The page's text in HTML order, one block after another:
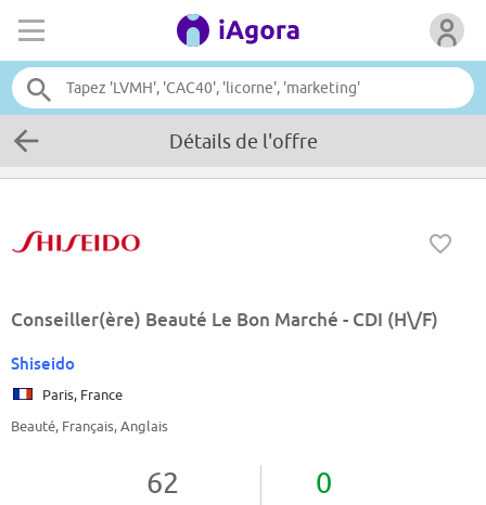
Détails de l'offre
Conseiller(ère) Beauté Le Bon Marché - CDI (H\/F)
Shiseido
Paris, France
Beauté, Français, Anglais
62 0